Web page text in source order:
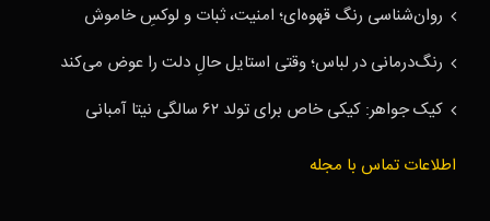
روان‌شناسی رنگ قهوه‌ای؛ امنیت، ثبات و لوکسِ خاموش
رنگ‌درمانی در لباس؛ وقتی استایل حالِ دلت را عوض می‌کند
کیک جواهر: کیکی خاص برای تولد ۶۲ سالگی نیتا آمبانی
اطلاعات تماس با مجله